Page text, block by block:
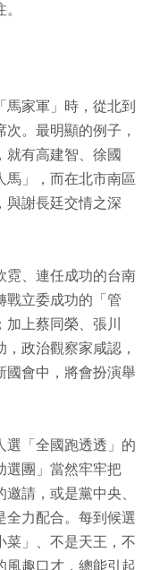
馬家軍」時，從北到
。最明顯的例子，
就有高建智、徐國
馬」，而在北市南區
與謝長廷交情之深
霓、連任成功的台南
戰立委成功的「管
上蔡同榮、張川
政治觀察家咸認，
國會中，將會扮演舉
選「全國跑透透」的
選團」當然牢牢把
請，或是黨中央、
全力配合。每到候選
菜」、不是天王，不
風趣口才，總能引起